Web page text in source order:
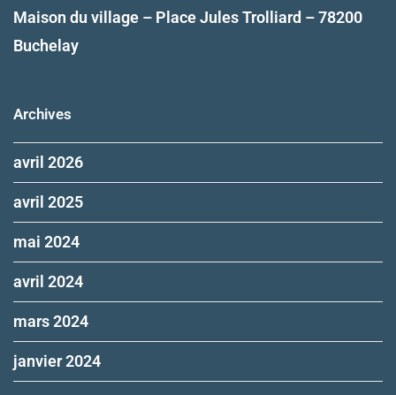
Maison du village – Place Jules Trolliard – 78200
Buchelay
Archives
avril 2026
avril 2025
mai 2024
avril 2024
mars 2024
janvier 2024